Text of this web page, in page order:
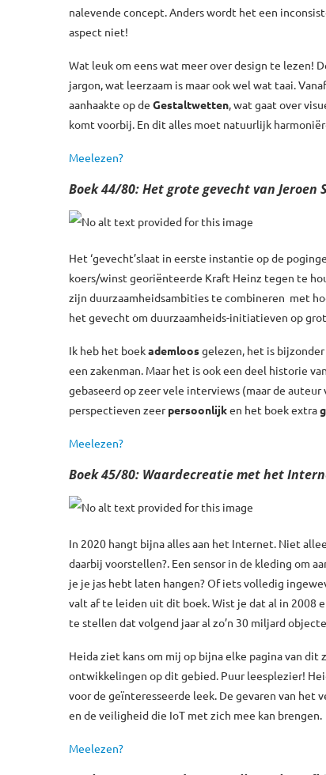
nalevende concept. Anders wordt het een
aspect niet!
Wat leuk om eens wat meer over design te lezen!
jargon, wat leerzaam is maar ook wel wat taai.
aanhaakte op de Gestaltwetten, wat gaat over
komt voorbij. En dit alles moet natuurlijk
Meelezen?
Boek 44/80: Het grote gevecht van Jeroen
Het ‘gevecht’slaat in eerste instantie op de
koers/winst georiënteerde Kraft Heinz tegen te
zijn duurzaamheidsambities te combineren met
het gevecht om duurzaamheids-initiatieven op
Ik heb het boekademloosgelezen, het is
een zakenman. Maar het is ook een deel historie
gebaseerd op zeer vele interviews (maar de
perspectieven zeerpersoonlijken het boek extra
Meelezen?
Boek 45/80: Waardecreatie met het
In 2020 hangt bijna alles aan het Internet. Niet
daarbij voorstellen?. Een sensor in de kleding om
je je jas hebt laten hangen? Of iets volledig
valt af te leiden uit dit boek. Wist je dat al in 2008
te stellen dat volgend jaar al zo’n 30 miljard
Heida ziet kans om mij op bijna elke pagina van
ontwikkelingen op dit gebied. Puur leesplezier!
voor de geïnteresseerde leek. De gevaren van het
en de veiligheid die IoT met zich mee kan brengen.
Meelezen?